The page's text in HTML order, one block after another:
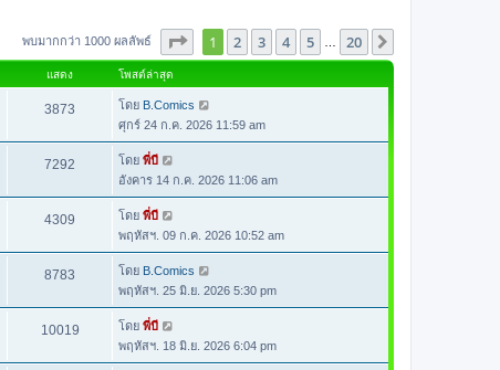
พบมากกว่า 1000 ผลลัพธ์ หน้า จากทั้งหมด 20
1 2 3 4 5 20
แสดง โพสต์ล่าสุด
3873 โดย B.Comics
ศุกร์ 24 ก.ค. 2026 11:59 am
7292 โดย พี่บี
อังคาร 14 ก.ค. 2026 11:06 am
4309 โดย พี่บี
พฤหัสฯ. 09 ก.ค. 2026 10:52 am
8783 โดย B.Comics
พฤหัสฯ. 25 มิ.ย. 2026 5:30 pm
10019 โดย พี่บี
พฤหัสฯ. 18 มิ.ย. 2026 6:04 pm